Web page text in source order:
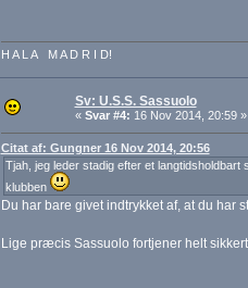
H A L A M A D R I D!
Sv: U.S.S. Sassuolo
« Svar #4: 16 Nov 2014, 20:59 »
Citat af: Gungner 16 Nov 2014, 20:56
Tjah, jeg leder stadig efter et
klubben
Du har bare givet indtrykket af, at du har
Lige præcis Sassuolo fortjener helt